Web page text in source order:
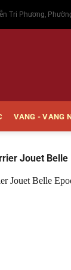
Tri Phương,
VANG - VANG
Jouet Belle